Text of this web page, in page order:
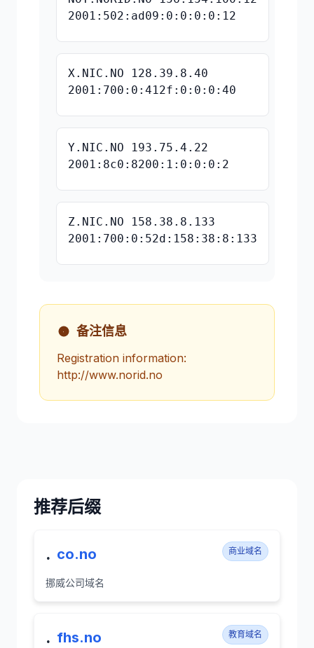
2001:502:ad09:0:0:0:0:12
X.NIC.NO 128.39.8.40
2001:700:0:412f:0:0:0:40
Y.NIC.NO 193.75.4.22
2001:8c0:8200:1:0:0:0:2
Z.NIC.NO 158.38.8.133
2001:700:0:52d:158:38:8:133
备注信息
Registration information:
http://www.norid.no
推荐后缀
. co.no 商业域名
挪威公司域名
. fhs.no 教育域名